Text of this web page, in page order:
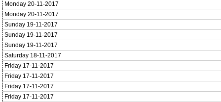
Monday 20-11-2017
Monday 20-11-2017
Sunday 19-11-2017
Sunday 19-11-2017
Sunday 19-11-2017
Saturday 18-11-2017
Friday 17-11-2017
Friday 17-11-2017
Friday 17-11-2017
Friday 17-11-2017